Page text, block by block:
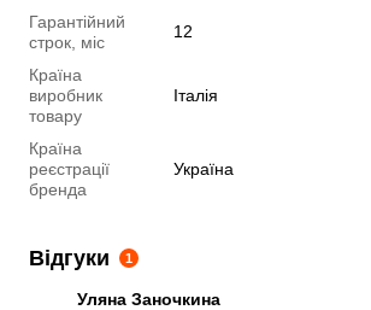
Гарантійний
строк, міс
12
Країна
виробник
товару
Італія
Країна
реєстрації
бренда
Україна
Відгуки 1
Уляна Заночкина